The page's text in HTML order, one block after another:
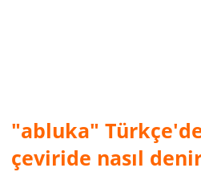
"abluka"
çeviride nasıl